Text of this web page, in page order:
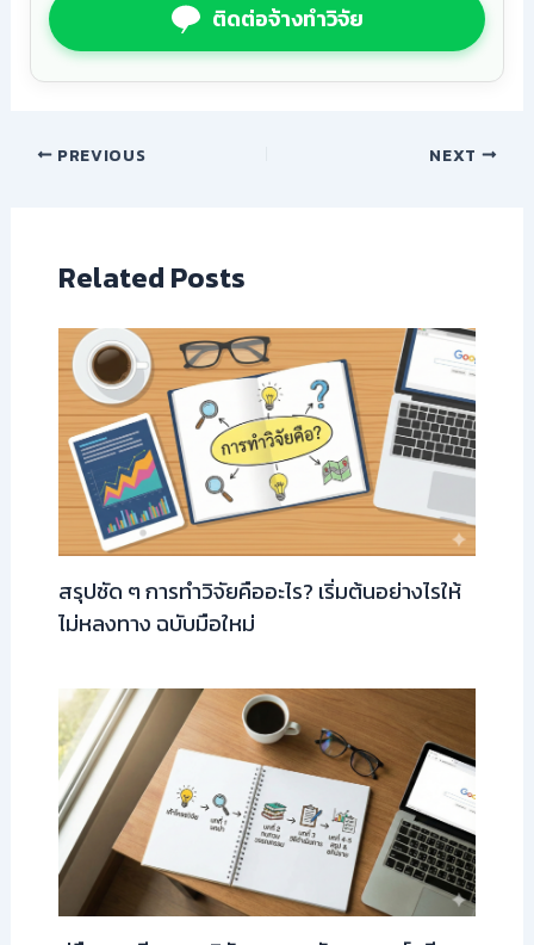
ติดต่อจ้างทำวิจัย
PREVIOUS NEXT
Related Posts
สรุปชัด ๆ การทำวิจัยคืออะไร? เริ่มต้นอย่างไรให้
ไม่หลงทาง ฉบับมือใหม่